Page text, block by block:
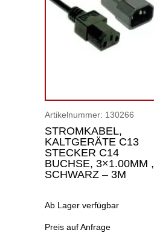
Artikelnummer: 130266
STROMKABEL,
KALTGERÄTE C13
STECKER C14
BUCHSE, 3×1.00MM ,
SCHWARZ – 3M
Ab Lager verfügbar
Preis auf Anfrage